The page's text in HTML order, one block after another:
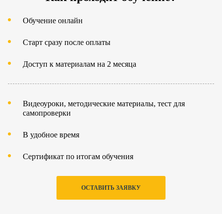
Обучение онлайн
Старт сразу после оплаты
Доступ к материалам на 2 месяца
Видеоуроки, методические материалы, тест для
самопроверки
В удобное время
Сертификат по итогам обучения
ОСТАВИТЬ ЗАЯВКУ